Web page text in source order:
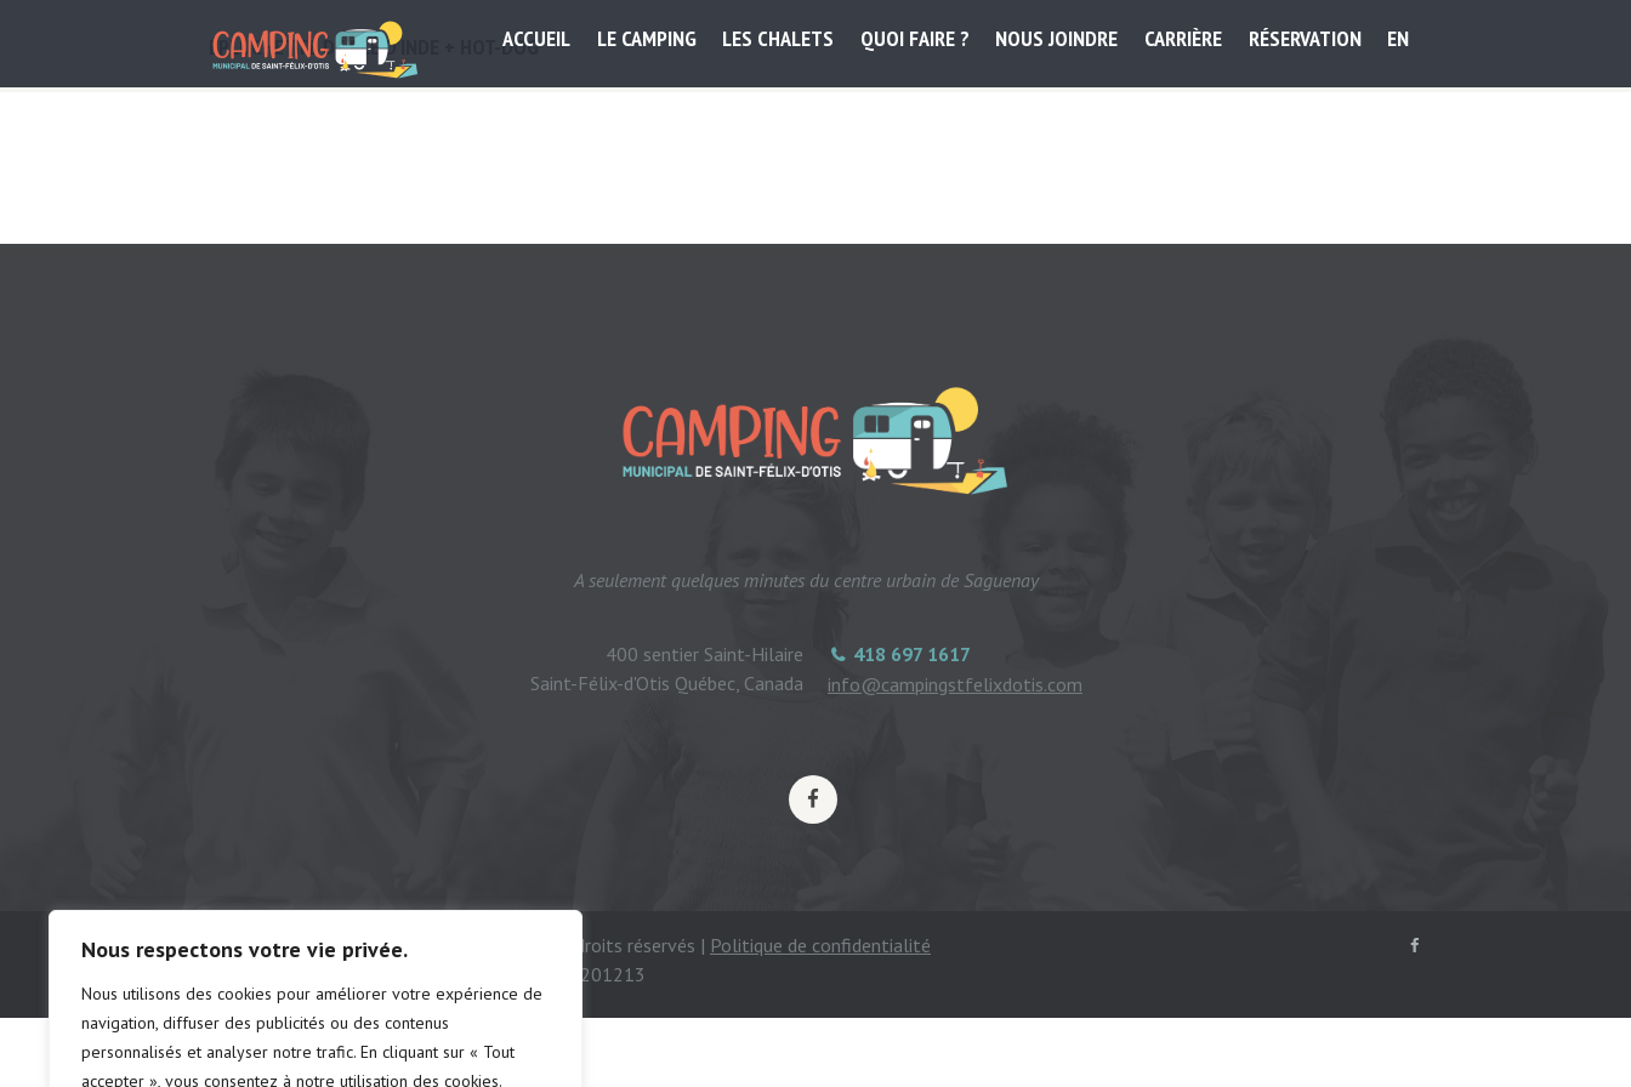
Nous respectons votre vie privée.
Nous utilisons des cookies pour améliorer votre expérience de
navigation, diffuser des publicités ou des contenus
personnalisés et analyser notre trafic. En cliquant sur « Tout
accepter », vous consentez à notre utilisation des cookies.
ACCUEIL LE CAMPING LES CHALETS QUOI FAIRE ? NOUS JOINDRE CARRIÈRE RÉSERVATION EN
ÉPLUCHETTE DE BLÉ D’INDE + HOT-DOG
A seulement quelques minutes du centre urbain de Saguenay
418 697 1617
info@campingstfelixdotis.com
400 sentier Saint-Hilaire
Saint-Félix-d'Otis Québec, Canada
© Camping municipal de St-Félix d'Otis, tous droits réservés | Politique de confidentialité
# d'établissements: chalet 222691 | camping 201213